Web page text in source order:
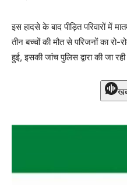
इस हादसे के बाद पीड़ित परिवारों में
तीन बच्चों की मौत से परिजनों का
हुई, इसकी जांच पुलिस द्वारा की जा